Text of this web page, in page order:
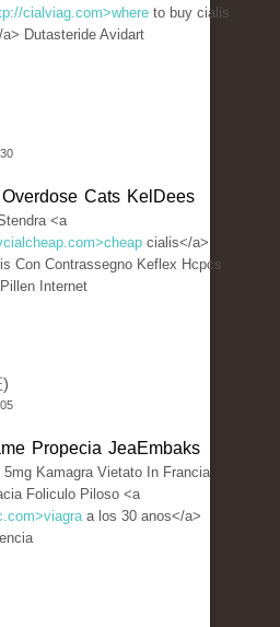
cialviag.com>where to buy cialis
Dutasteride Avidart
Cats KelDees
<a
cialis</a>
Con Contrassegno Keflex Hcpcs
Internet
Propecia JeaEmbaks
5mg Kamagra Vietato In Francia
Foliculo Piloso <a
a los 30 anos</a>